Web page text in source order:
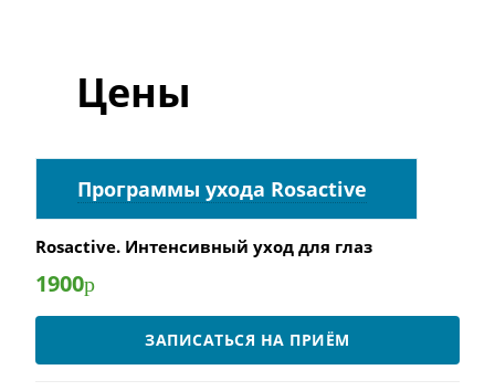
Цены
Программы ухода Rosactive
Rosactive. Интенсивный уход для глаз
1900р
ЗАПИСАТЬСЯ НА ПРИЁМ